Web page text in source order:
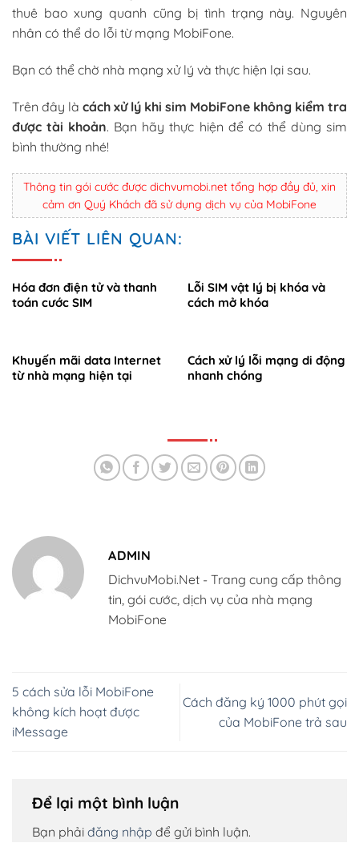
thuê bao xung quanh cũng bị tình trạng này. Nguyên
nhân có thể do lỗi từ mạng MobiFone.
Bạn có thể chờ nhà mạng xử lý và thực hiện lại sau.
Trên đây là cách xử lý khi sim MobiFone không kiểm tra
được tài khoản. Bạn hãy thực hiện để có thể dùng sim
bình thường nhé!
Thông tin gói cước được dichvumobi.net tổng hợp đầy đủ, xin
cảm ơn Quý Khách đã sử dụng dịch vụ của MobiFone
BÀI VIẾT LIÊN QUAN:
Hóa đơn điện tử và thanh
toán cước SIM
Lỗi SIM vật lý bị khóa và
cách mở khóa
Khuyến mãi data Internet
từ nhà mạng hiện tại
Cách xử lý lỗi mạng di động
nhanh chóng
ADMIN
DichvuMobi.Net - Trang cung cấp thông
tin, gói cước, dịch vụ của nhà mạng
MobiFone
5 cách sửa lỗi MobiFone
không kích hoạt được
iMessage
Cách đăng ký 1000 phút gọi
của MobiFone trả sau
Để lại một bình luận
Bạn phải đăng nhập để gửi bình luận.